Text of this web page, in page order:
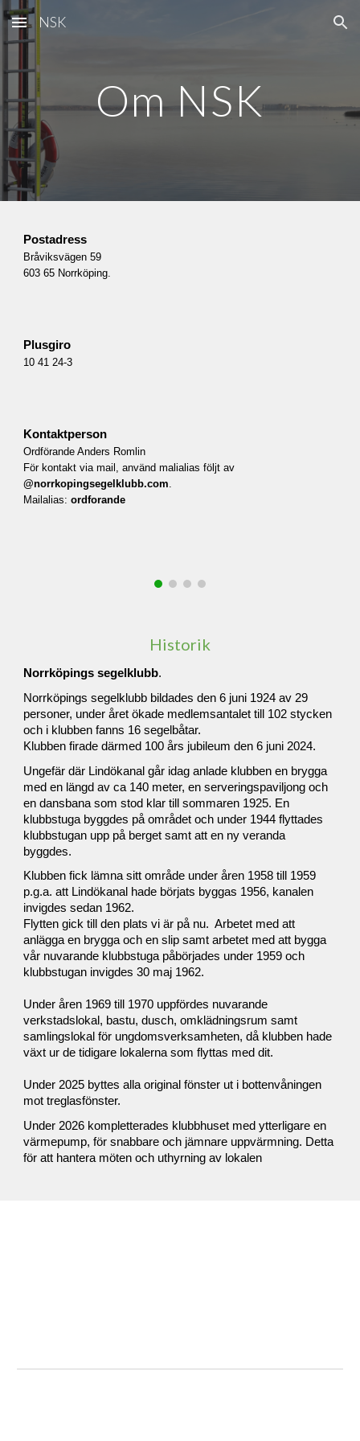
Skip to main content Skip to navigation
NSK
Om NSK
Postadress
Bråviksvägen 59
603 65 Norrköping.
Plusgiro
10 41 24-3
Kontaktperson
Ordförande Anders Romlin
För kontakt via mail, använd malialias följt av
@norrkopingsegelklubb.com.
Mailalias:ordforande
Historik
Norrköpings segelklubb.
Norrköpings segelklubb bildades den 6 juni 1924 av 29
personer, under året ökade medlemsantalet till 102 stycken
och i klubben fanns 16 segelbåtar.
Klubben firade därmed 100 års jubileum den 6 juni 2024.
Ungefär där Lindökanal går idag anlade klubben en brygga
med en längd av ca 140 meter, en serveringspaviljong och
en dansbana som stod klar till sommaren 1925. En
klubbstuga byggdes på området och under 1944 flyttades
klubbstugan upp på berget samt att en ny veranda
byggdes.
Klubben fick lämna sitt område under åren 1958 till 1959
p.g.a. att Lindökanal hade börjats byggas 1956, kanalen
invigdes sedan 1962.
Flytten gick till den plats vi är på nu. Arbetet med att
anlägga en brygga och en slip samt arbetet med att bygga
vår nuvarande klubbstuga påbörjades under 1959 och
klubbstugan invigdes 30 maj 1962.
Under åren 1969 till 1970 uppfördes nuvarande
verkstadslokal, bastu, dusch, omklädningsrum samt
samlingslokal för ungdomsverksamheten, då klubben hade
växt ur de tidigare lokalerna som flyttas med dit.
Under 2025 byttes alla original fönster ut i bottenvåningen
mot treglasfönster.
Under 2026 kompletterades klubbhuset med ytterligare en
värmepump, för snabbare och jämnare uppvärmning. Detta
för att hantera möten och uthyrning av lokalen